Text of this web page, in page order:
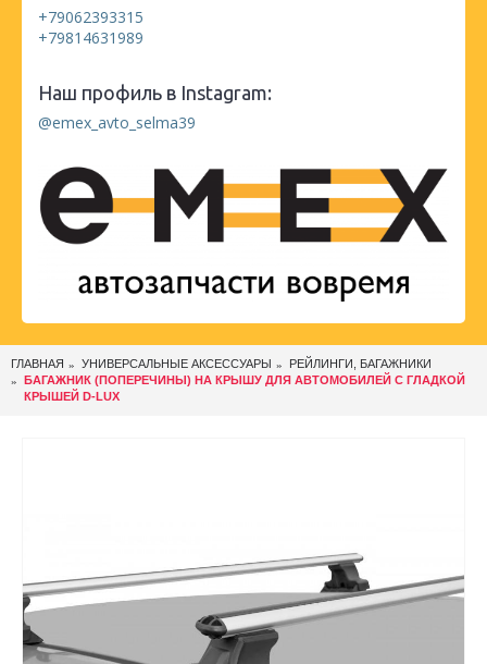
+79062393315
+79814631989
Наш профиль в Instagram:
@emex_avto_selma39
ГЛАВНАЯ УНИВЕРСАЛЬНЫЕ АКСЕССУАРЫ
РЕЙЛИНГИ, БАГАЖНИКИ
БАГАЖНИК (ПОПЕРЕЧИНЫ) НА КРЫШУ ДЛЯ АВТОМОБИЛЕЙ С ГЛАДКОЙ
КРЫШЕЙ D-LUX